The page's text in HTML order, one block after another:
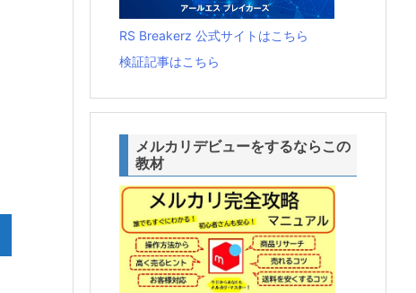
RS Breakerz 公式サイトはこちら
検証記事はこちら
メルカリデビューをするならこの
教材